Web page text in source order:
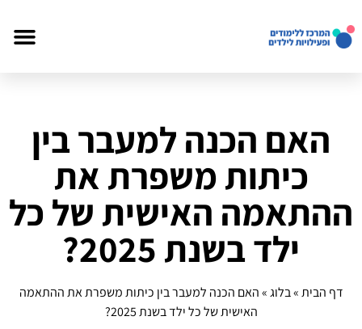
האם הכנה למעבר בין
כיתות משפרת את
ההתאמה האישית של כל
ילד בשנת 2025?
דף הבית»בלוג»האם הכנה למעבר בין כיתות משפרת את ההתאמה
האישית של כל ילד בשנת 2025?